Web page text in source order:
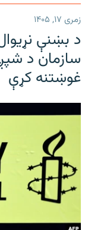
زمری ۱۷, ۱۴۰۵
د بښنې
سازمان د
غوښتنه کړې